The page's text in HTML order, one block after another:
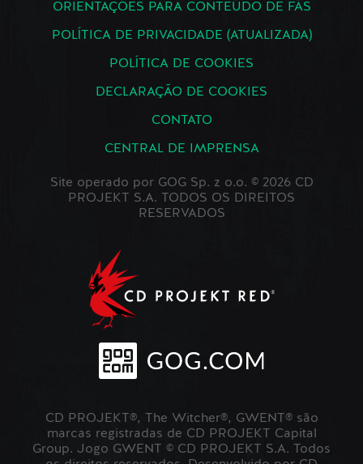
ORIENTAÇÕES PARA CONTEÚDO DE FÃS
POLÍTICA DE PRIVACIDADE (ATUALIZADA)
POLÍTICA DE COOKIES
DECLARAÇÃO DE COOKIES
CONTATO
CENTRAL DE IMPRENSA
Site operado por GOG Sp. z o.o. © 2026 CD
PROJEKT S.A. TODOS OS DIREITOS
RESERVADOS
CD PROJEKT®, The Witcher®, GWENT® são
marcas registradas de CD PROJEKT Capital
Group. Jogo GWENT © CD PROJEKT S.A. Todos